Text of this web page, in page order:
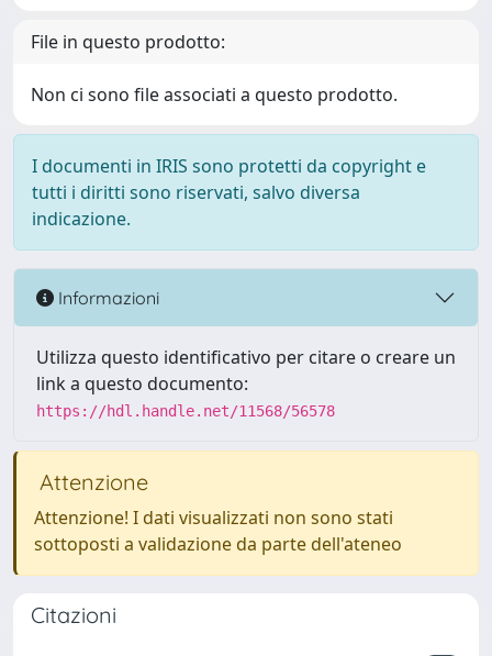
File in questo prodotto:
Non ci sono file associati a questo prodotto.
I documenti in IRIS sono protetti da copyright e
tutti i diritti sono riservati, salvo diversa
indicazione.
Informazioni
Utilizza questo identificativo per citare o creare un
link a questo documento:
https://hdl.handle.net/11568/56578
Attenzione
Attenzione! I dati visualizzati non sono stati
sottoposti a validazione da parte dell'ateneo
Citazioni